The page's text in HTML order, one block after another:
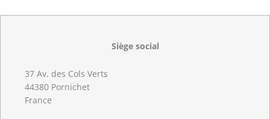
Siège social
37 Av. des Cols Verts
44380 Pornichet
France